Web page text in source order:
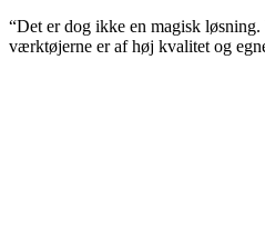
“Det er dog ikke en magisk
værktøjerne er af høj kvalitet og